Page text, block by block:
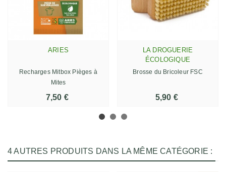
ARIES
Recharges Mitbox Pièges à
Mites
7,50 €
LA DROGUERIE
ÉCOLOGIQUE
Brosse du Bricoleur FSC
5,90 €
4 AUTRES PRODUITS DANS LA MÊME CATÉGORIE :